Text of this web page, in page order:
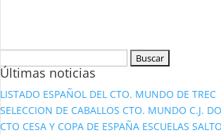
Últimas noticias
LISTADO ESPAÑOL DEL CTO. MUNDO DE TREC
SELECCION DE CABALLOS CTO. MUNDO C.J.
CTO CESA Y COPA DE ESPAÑA ESCUELAS